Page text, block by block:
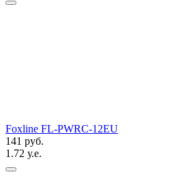
Foxline FL-PWRC-12EU
141 руб.
1.72 у.е.